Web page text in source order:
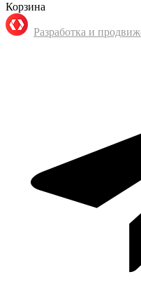
Корзина
Разработка и